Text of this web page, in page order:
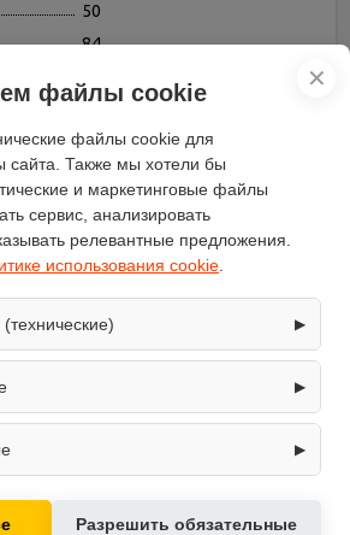
50
84
1
камеры
73
R600a (изобутан)
есть
80
ST-CF1982U
✕
файлы cookie
файлы cookie для
сайта. Также мы хотели бы
и маркетинговые файлы
сервис, анализировать
релевантные предложения.
использования cookie
▶
работу сайта: оформление
в личный кабинет. Без них основные
▶
информацию о посещениях и
(например, счётчики аналитики),
▶
ваших интересов.
Разрешить обязательные